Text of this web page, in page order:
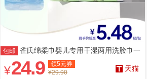
包邮
雀氏绵柔巾婴儿专用干湿两用洗脸巾一
¥24.9 领5元券
¥29.90
天猫